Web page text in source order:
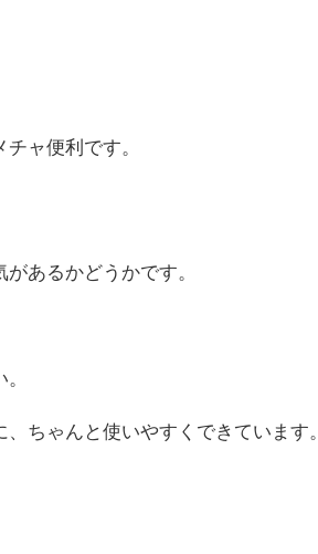
ャ便利です。
あるかどうかです。
ちゃんと使いやすくできています。